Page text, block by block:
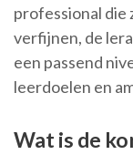
professional die
verfijnen, de
een passend
leerdoelen en
Wat is de